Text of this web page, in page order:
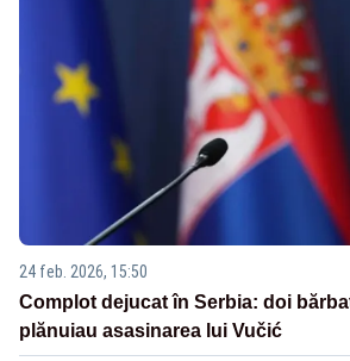
24 feb. 2026, 15:50
Complot dejucat în Serbia: doi
plănuiau asasinarea lui Vučić